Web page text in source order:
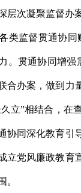
层次凝聚监督办
类监督贯通协
。贯通协同增
合办案，做到力
立”相结合，
协同深化教育引
立党风廉政教
。